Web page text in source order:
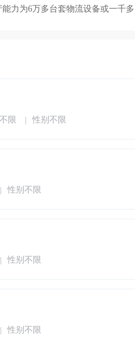
力为6万多台套物流设备或一千
不限 性别不限
性别不限
性别不限
性别不限